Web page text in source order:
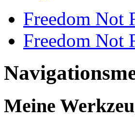
Freedom Not
Freedom Not
Meine